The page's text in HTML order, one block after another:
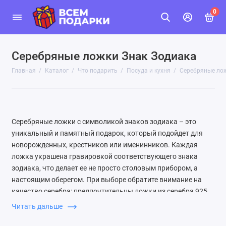
0
Серебряные ложки Знак Зодиака
Главная Каталог Что подарить Посуда и кухня Серебряные
Серебряные ложки с символикой знаков зодиака – это
уникальный и памятный подарок, который подойдет для
новорожденных, крестников или именинников. Каждая
ложка украшена гравировкой соответствующего знака
зодиака, что делает ее не просто столовым прибором, а
настоящим оберегом. При выборе обратите внимание на
качество серебра: предпочтительны ложки из серебра 925
пробы с родиевым покрытием, которое защищает от
Читать дальше